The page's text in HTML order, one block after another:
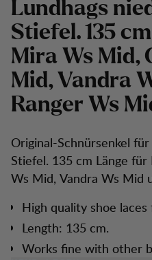
Lundhags nie
Stiefel. 135 cm
Mira Ws Mid,
Mid, Vandra
Ranger Ws Mi
Original-Schnürsenkel
Stiefel. 135 cm Länge
Ws Mid, Vandra Ws Mid
High quality shoe
Length: 135 cm.
Works fine with other